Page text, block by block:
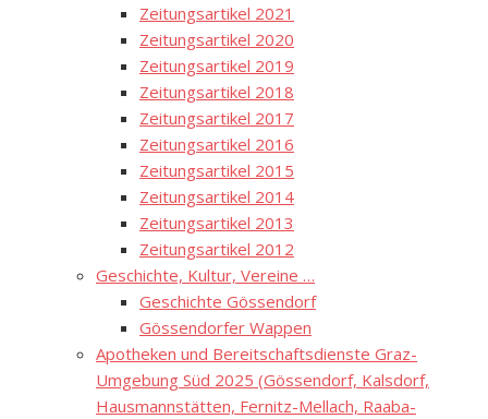
Zeitungsartikel 2021
Zeitungsartikel 2020
Zeitungsartikel 2019
Zeitungsartikel 2018
Zeitungsartikel 2017
Zeitungsartikel 2016
Zeitungsartikel 2015
Zeitungsartikel 2014
Zeitungsartikel 2013
Zeitungsartikel 2012
Geschichte, Kultur, Vereine …
Geschichte Gössendorf
Gössendorfer Wappen
Apotheken und Bereitschaftsdienste Graz-
Umgebung Süd 2025 (Gössendorf, Kalsdorf,
Hausmannstätten, Fernitz-Mellach, Raaba-